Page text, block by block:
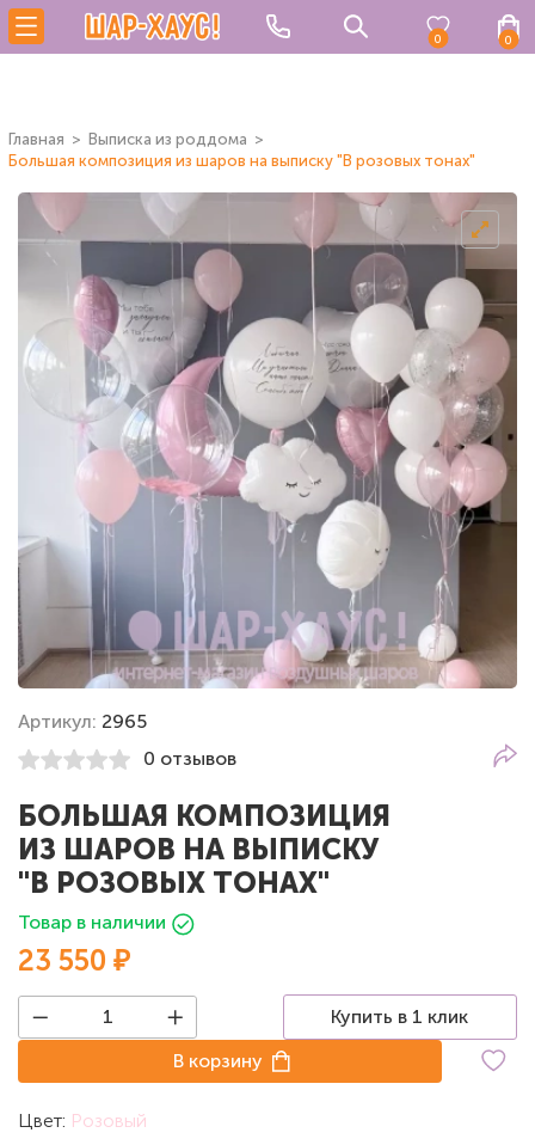
0 0
Главная
Выписка из роддома
Большая композиция из шаров на выписку "В розовых тонах"
Артикул: 2965
0 отзывов
БОЛЬШАЯ КОМПОЗИЦИЯ
ИЗ ШАРОВ НА ВЫПИСКУ
"В РОЗОВЫХ ТОНАХ"
Товар в наличии
23 550 ₽
Купить в 1 клик
В корзину
Цвет: Розовый